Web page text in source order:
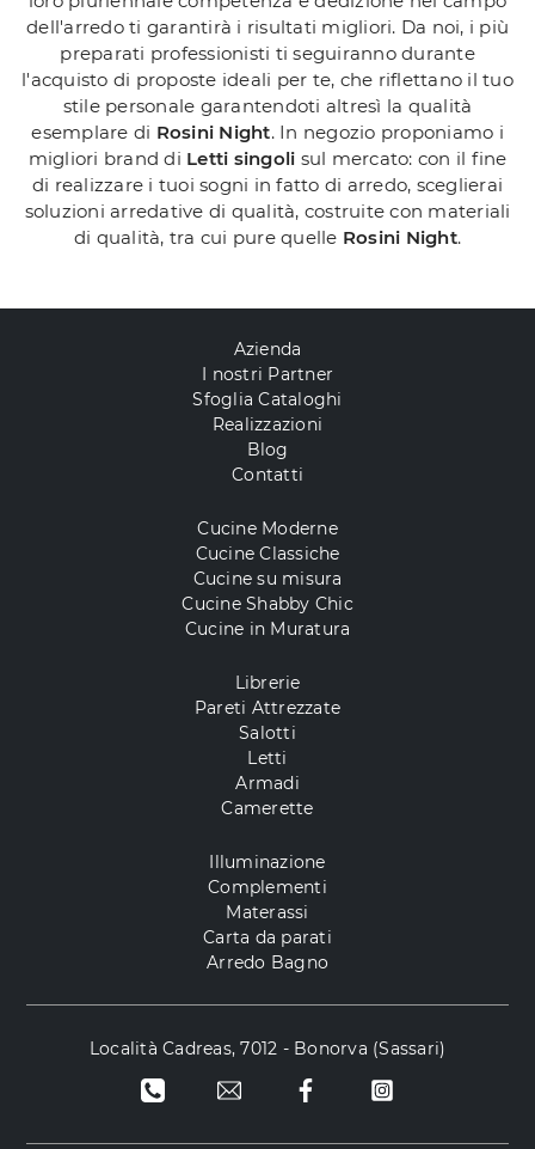
dell'arredo ti garantirà i risultati migliori. Da noi, i più
preparati professionisti ti seguiranno durante
l'acquisto di proposte ideali per te, che riflettano il tuo
stile personale garantendoti altresì la qualità
esemplare di Rosini Night. In negozio proponiamo i
migliori brand di Letti singoli sul mercato: con il fine
di realizzare i tuoi sogni in fatto di arredo, sceglierai
soluzioni arredative di qualità, costruite con materiali
di qualità, tra cui pure quelle Rosini Night.
Azienda
I nostri Partner
Sfoglia Cataloghi
Realizzazioni
Blog
Contatti
Cucine Moderne
Cucine Classiche
Cucine su misura
Cucine Shabby Chic
Cucine in Muratura
Librerie
Pareti Attrezzate
Salotti
Letti
Armadi
Camerette
Illuminazione
Complementi
Materassi
Carta da parati
Arredo Bagno
Località Cadreas, 7012 - Bonorva (Sassari)